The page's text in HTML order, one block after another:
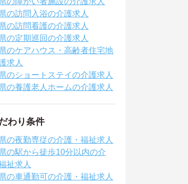
の訪問入浴の介護求人
の訪問看護の介護求人
の定期巡回の介護求人
のケアハウス・高齢者住宅地
求人
のショートステイの介護求人
の養護老人ホームの介護求人
わり条件
の夜勤専従の介護・福祉求人
の駅から徒歩10分以内の介
祉求人
の車通勤可の介護・福祉求人